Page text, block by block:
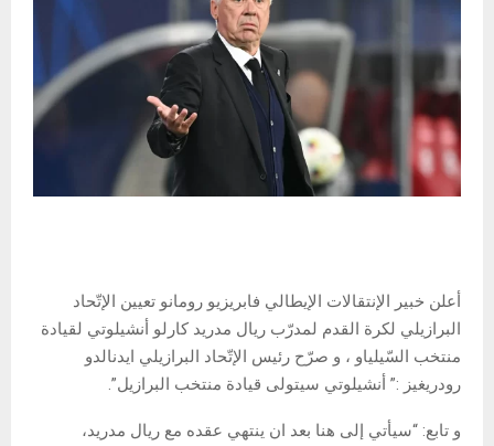
أعلن خبير الإنتقالات الإيطالي فابريزيو رومانو تعيين الإتّحاد
البرازيلي لكرة القدم لمدرّب ريال مدريد كارلو أنشيلوتي لقيادة
منتخب السّيلياو ، و صرّح رئيس الإتّحاد البرازيلي ايدنالدو
رودريغيز :” أنشيلوتي سيتولى قيادة منتخب البرازيل”.
و تابع: “سيأتي إلى هنا بعد ان ينتهي عقده مع ريال مدريد،